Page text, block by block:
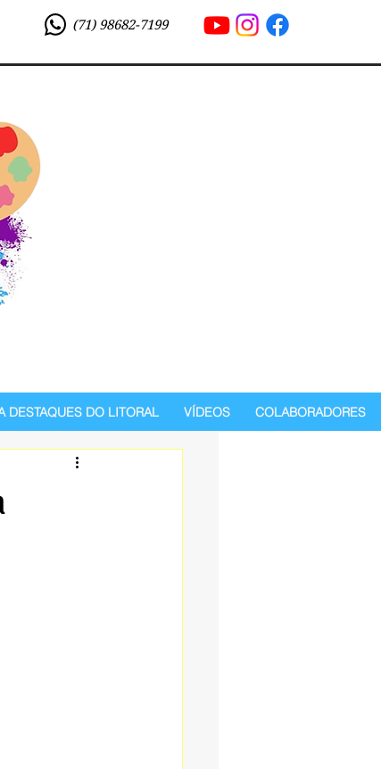
(71) 98682-7199
DESTAQUES DO LITORAL VÍDEOS COLABORADORES